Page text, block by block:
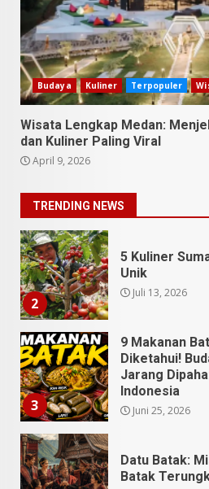
Budaya Kuliner Terpopuler
Wisata Lengkap Medan:
dan Kuliner Paling Viral
April 9, 2026
TRENDING NEWS
1
9 Tempat
Utara Bukan
Danau Toba
Juli 31, 2026
2
Juli 13, 2026
3
Diketahui!
Jarang
Indonesia
4
Datu Batak:
Batak
Juni 11, 2026
10
Sering Jadi